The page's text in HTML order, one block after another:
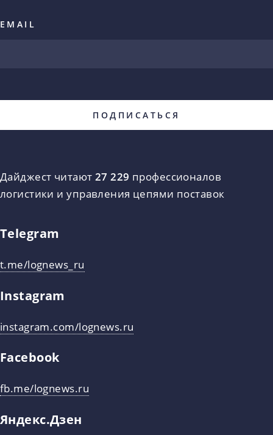
EMAIL
Дайджест читают 27 229 профессионалов
логистики и управления цепями поставок
Telegram
t.me/lognews_ru
Instagram
instagram.com/lognews.ru
Facebook
fb.me/lognews.ru
Яндекс.Дзен